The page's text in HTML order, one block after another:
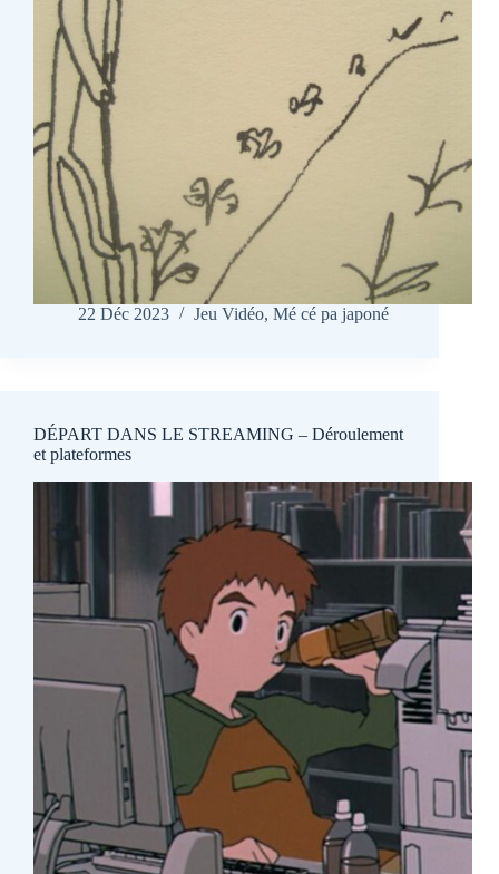
22 Déc 2023 Jeu Vidéo, Mé cé pa japoné
DÉPART DANS LE STREAMING – Déroulement
et plateformes